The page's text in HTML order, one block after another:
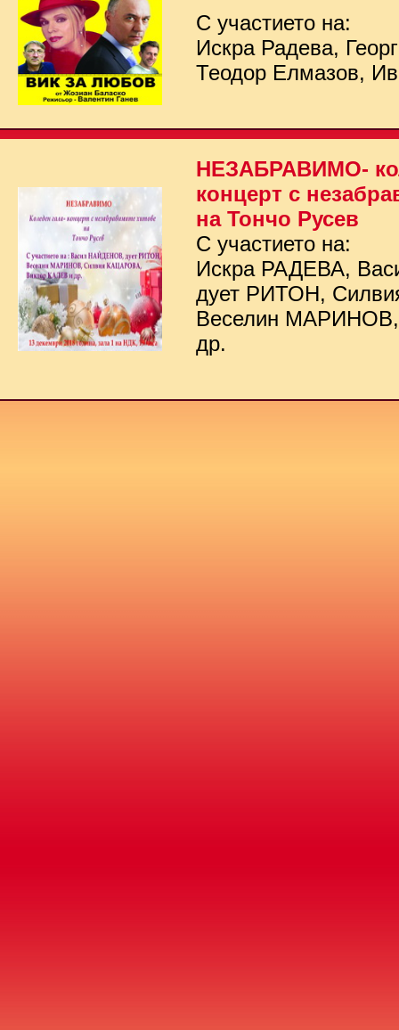
С участието на:
Искра Радева,
Теодор Елмазов,
НЕЗАБРАВИМО-
концерт с
на Тончо Русев
С участието на:
Искра РАДЕВА,
дует РИТОН,
Веселин
др.